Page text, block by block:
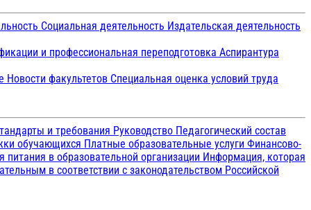
Социальная деятельность Издательская деятельность
и профессиональная переподготовка Аспирантура
Новости факультетов Специальная оценка условий труда
и требования Руководство Педагогический состав
обучающихся Платные образовательные услуги Финансово-
питания в образовательной организации Информация, которая
в соответствии с законодательством Российской